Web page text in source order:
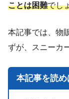
ことは困難でし
本記事では、物
ずが、スニーカ
本記事を読